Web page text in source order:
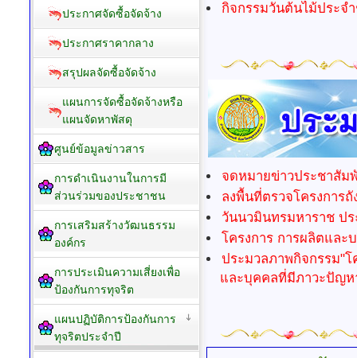
กิจกรรมวันต้นไม้ประจ
จดหมายข่าวประชาสัม
ลงพื้นที่ตรวจโครงการ
วันนวมินทรมหาราช ปร
โครงการ การผลิตและ
ประมวลภาพกิจกรรม"
และบุคคลที่มีภาวะปัญห
ประกาศจัดซื้อจัดจ้าง
ประกาศราคากลาง
สรุปผลจัดซื้อจัดจ้าง
แผนการจัดซื้อจัดจ้างหรือ
แผนจัดหาพัสดุ
ศูนย์ข้อมูลข่าวสาร
การดำเนินงานในการมี
ส่วนร่วมของประชาชน
การเสริมสร้างวัฒนธรรม
องค์กร
การประเมินความเสี่ยงเพื่อ
ป้องกันการทุจริต
แผนปฏิบัติการป้องกันการ
ทุจริตประจำปี